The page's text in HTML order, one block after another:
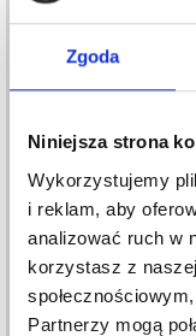
Zgoda
Niniejsza strona
Wykorzystujemy
i reklam, aby
analizować ruch w
korzystasz z
Partnerzy mogą
ETYKIETY
GO HANDMADE
CM (4 SZT.)
17,50 zł
Okazja31/08/